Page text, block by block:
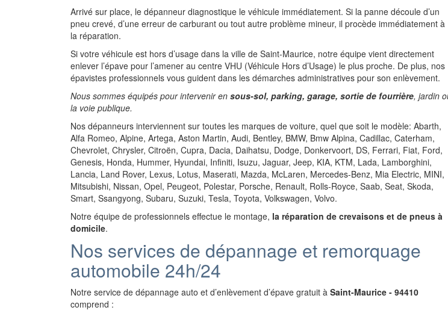
Arrivé sur place, le dépanneur diagnostique le véhicule immédiatement. Si la panne découle d’un
pneu crevé, d’une erreur de carburant ou tout autre problème mineur, il procède immédiatement à
la réparation.
Si votre véhicule est hors d’usage dans la ville de Saint-Maurice, notre équipe vient directement
enlever l’épave pour l’amener au centre VHU (Véhicule Hors d’Usage) le plus proche. De plus, nos
épavistes professionnels vous guident dans les démarches administratives pour son enlèvement.
Nous sommes équipés pour intervenir en sous-sol, parking, garage, sortie de fourrière, jardin
la voie publique.
Nos dépanneurs interviennent sur toutes les marques de voiture, quel que soit le modèle: Abarth,
Alfa Romeo, Alpine, Artega, Aston Martin, Audi, Bentley, BMW, Bmw Alpina, Cadillac, Caterham,
Chevrolet, Chrysler, Citroën, Cupra, Dacia, Daihatsu, Dodge, Donkervoort, DS, Ferrari, Fiat, Ford,
Genesis, Honda, Hummer, Hyundai, Infiniti, Isuzu, Jaguar, Jeep, KIA, KTM, Lada, Lamborghini,
Lancia, Land Rover, Lexus, Lotus, Maserati, Mazda, McLaren, Mercedes-Benz, Mia Electric, MINI,
Mitsubishi, Nissan, Opel, Peugeot, Polestar, Porsche, Renault, Rolls-Royce, Saab, Seat, Skoda,
Smart, Ssangyong, Subaru, Suzuki, Tesla, Toyota, Volkswagen, Volvo.
Notre équipe de professionnels effectue le montage, la réparation de crevaisons et de pneus à
domicile.
Nos services de dépannage et remorquage
automobile 24h/24
Notre service de dépannage auto et d’enlèvement d’épave gratuit à Saint-Maurice - 94410
comprend :